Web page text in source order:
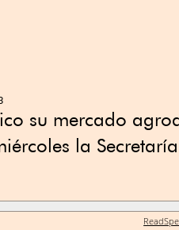
su mercado
la